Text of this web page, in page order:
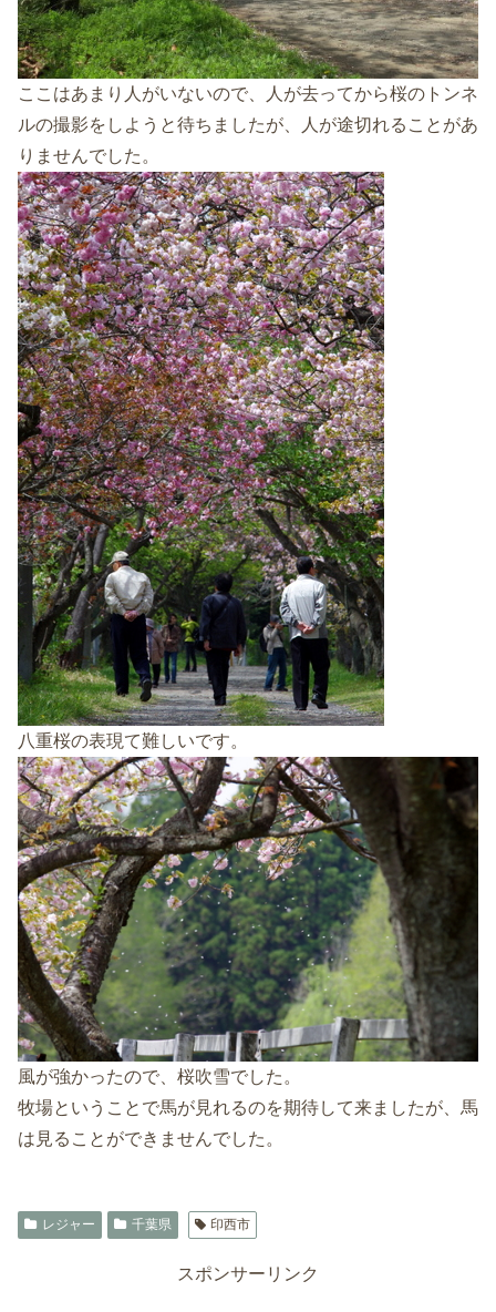
ここはあまり人がいないので、人が去ってから桜のトンネ
ルの撮影をしようと待ちましたが、人が途切れることがあ
りませんでした。
八重桜の表現て難しいです。
風が強かったので、桜吹雪でした。
牧場ということで馬が見れるのを期待して来ましたが、馬
は見ることができませんでした。
レジャー 千葉県 印西市
スポンサーリンク